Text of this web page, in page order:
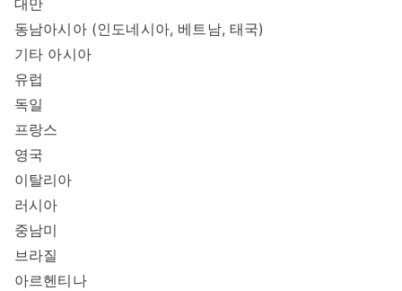
대만
동남아시아 (인도네시아, 베트남, 태국)
기타 아시아
유럽
독일
프랑스
영국
이탈리아
러시아
중남미
브라질
아르헨티나